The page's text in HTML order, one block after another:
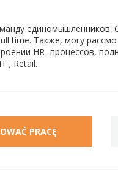
единомышленников.
time. Также, могу
HR- процессов,
; Retail.
PRACĘ